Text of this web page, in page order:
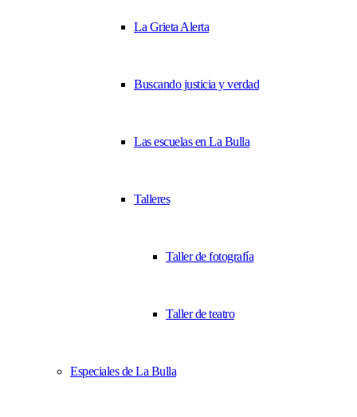
La Grieta Alerta
Buscando justicia y verdad
Las escuelas en La Bulla
Talleres
Taller de fotografía
Taller de teatro
Especiales de La Bulla